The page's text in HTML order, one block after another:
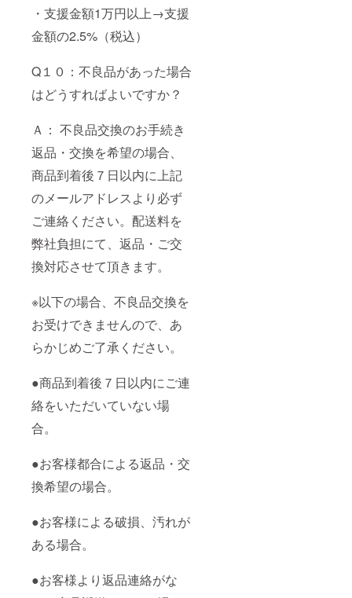
・支援金額1万円以上→支援
金額の2.5%（税込）
Q１０：不良品があった場合
はどうすればよいですか？
Ａ： 不良品交換のお手続き
返品・交換を希望の場合、
商品到着後７日以内に上記
のメールアドレスより必ず
ご連絡ください。配送料を
弊社負担にて、返品・ご交
換対応させて頂きます。
※以下の場合、不良品交換を
お受けできませんので、あ
らかじめご了承ください。
●商品到着後７日以内にご連
絡をいただいていない場
合。
●お客様都合による返品・交
換希望の場合。
●お客様による破損、汚れが
ある場合。
●お客様より返品連絡がな